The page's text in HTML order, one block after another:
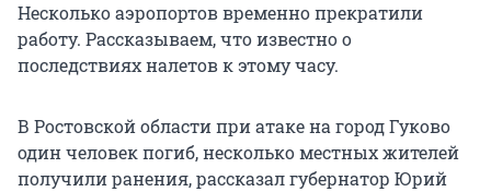
Несколько аэропортов временно прекратили
работу. Рассказываем, что известно о
последствиях налетов к этому часу.
В Ростовской области при атаке на город Гуково
один человек погиб, несколько местных жителей
получили ранения, рассказал губернатор Юрий